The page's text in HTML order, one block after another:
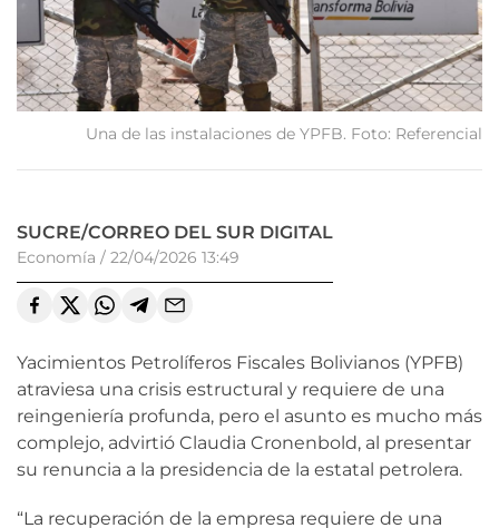
Una de las instalaciones de YPFB. Foto: Referencial
SUCRE/CORREO DEL SUR DIGITAL
Economía / 22/04/2026 13:49
Yacimientos Petrolíferos Fiscales Bolivianos (YPFB)
atraviesa una crisis estructural y requiere de una
reingeniería profunda, pero el asunto es mucho más
complejo, advirtió Claudia Cronenbold, al presentar
su renuncia a la presidencia de la estatal petrolera.
“La recuperación de la empresa requiere de una